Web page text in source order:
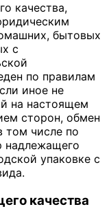
качества,
бытовых
с
по правилам
иное не
на настоящем
сторон, обмен
том числе по
надлежащего
упаковке с
качества